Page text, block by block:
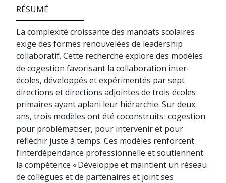
RÉSUMÉ
La complexité croissante des mandats scolaires
exige des formes renouvelées de leadership
collaboratif. Cette recherche explore des modèles
de cogestion favorisant la collaboration inter-
écoles, développés et expérimentés par sept
directions et directions adjointes de trois écoles
primaires ayant aplani leur hiérarchie. Sur deux
ans, trois modèles ont été coconstruits : cogestion
pour problématiser, pour intervenir et pour
réfléchir juste à temps. Ces modèles renforcent
l’interdépendance professionnelle et soutiennent
la compétence « Développe et maintient un réseau
de collègues et de partenaires et joint ses